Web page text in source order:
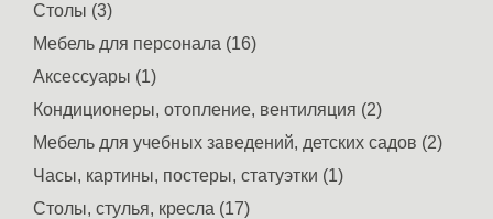
Столы (3)
Мебель для персонала (16)
Аксессуары (1)
Кондиционеры, отопление, вентиляция (2)
Мебель для учебных заведений, детских садов (2)
Часы, картины, постеры, статуэтки (1)
Столы, стулья, кресла (17)